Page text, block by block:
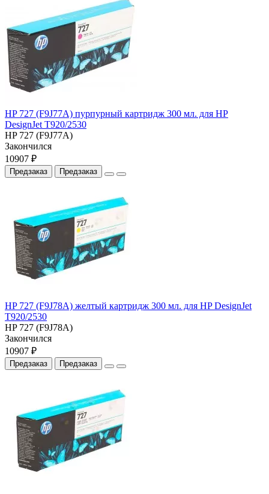
HP 727 (F9J77A) пурпурный картридж 300 мл. для HP
DesignJet T920/2530
HP 727 (F9J77A)
Закончился
10907 ₽
Предзаказ Предзаказ
HP 727 (F9J78A) желтый картридж 300 мл. для HP DesignJet
T920/2530
HP 727 (F9J78A)
Закончился
10907 ₽
Предзаказ Предзаказ